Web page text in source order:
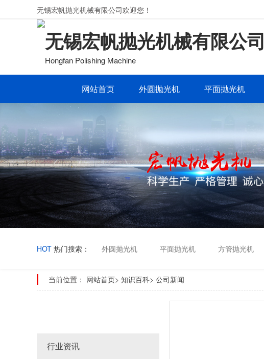
无锡宏帆抛光机械有限公司欢迎您！
无锡宏帆抛光机械有限公司
Hongfan Polishing Machine
网站首页 外圆抛光机 平面抛光机
HOT 热门搜索： 外圆抛光机 平面抛光机 方管抛光机
当前位置： 网站首页> 知识百科> 公司新闻
行业资讯